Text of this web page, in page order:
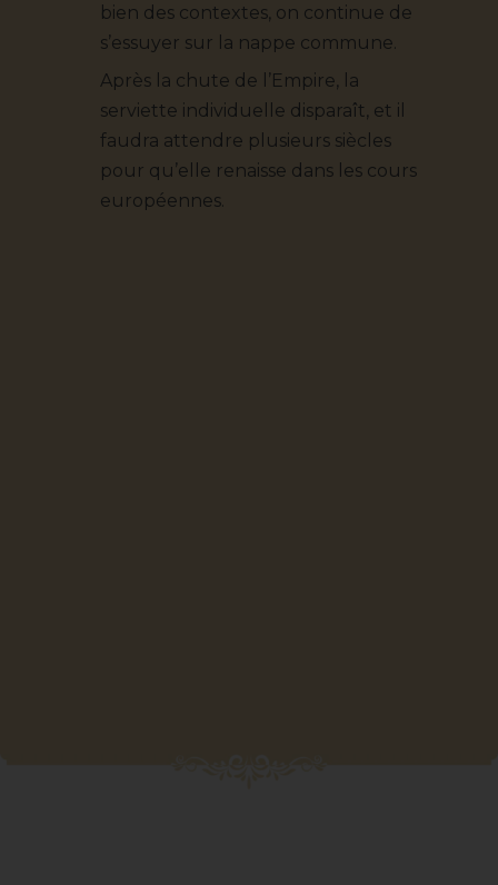
bien des contextes, on continue de
s’essuyer sur la nappe commune.
Après la chute de l’Empire, la
serviette individuelle disparaît, et il
faudra attendre plusieurs siècles
pour qu’elle renaisse dans les cours
européennes.